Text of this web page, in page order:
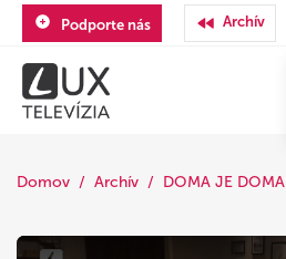
Podporte nás Archív
Domov Archív DOMA JE DOMA
This